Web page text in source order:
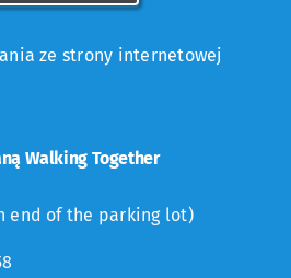
ze strony internetowej
Walking Together
end of the parking lot)